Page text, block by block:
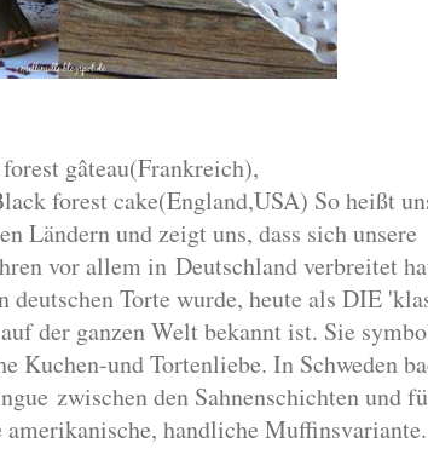
gâteau(Frankreich),
forest cake(England,USA) So heißt
Ländern und zeigt uns, dass sich unsere
vor allem in Deutschlandverbreitet
deutschen Torte wurde, heute als DIE
der ganzen Welt bekannt ist. Sie
Kuchen-und Tortenliebe. In Schweden
zwischen den Sahnenschichtenund
handliche Muffinsvariante.